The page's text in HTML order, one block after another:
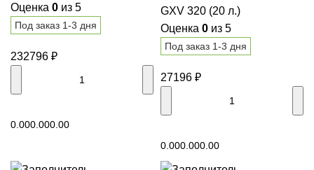
Оценка 0 из 5
Под заказ 1-3 дня
232796 ₽
0.000.000.00
GXV 320 (20 л.)
Оценка 0 из 5
Под заказ 1-3 дня
27196 ₽
0.000.000.00